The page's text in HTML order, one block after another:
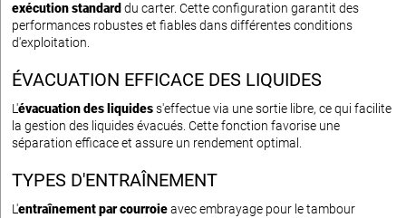
exécution standard du carter. Cette configuration garantit des
performances robustes et fiables dans différentes conditions
d'exploitation.
ÉVACUATION EFFICACE DES LIQUIDES
L'évacuation des liquidess'effectue via une sortie libre, ce qui facilite
la gestion des liquides évacués. Cette fonction favorise une
séparation efficace et assure un rendement optimal.
TYPES D'ENTRAÎNEMENT
L'entraînement par courroieavec embrayage pour le tambour